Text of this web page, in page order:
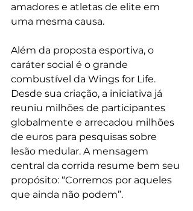
amadores e atletas de elite em
uma mesma causa.
Além da proposta esportiva, o
caráter social é o grande
combustível da Wings for Life.
Desde sua criação, a iniciativa já
reuniu milhões de participantes
globalmente e arrecadou milhões
de euros para pesquisas sobre
lesão medular. A mensagem
central da corrida resume bem seu
propósito: “Corremos por aqueles
que ainda não podem”.